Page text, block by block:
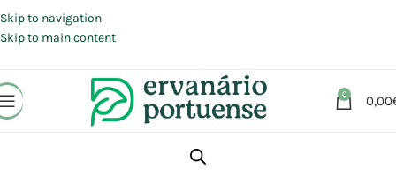
Skip to navigation
Skip to main content
0 0,00
Suplementos alimentares